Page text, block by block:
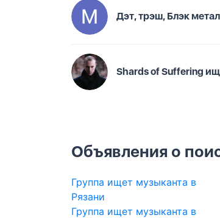
Дэт, трэш, Блэк
Shards of Suffering
Объявления о
Группа ищет музыканта в
Рязани
Группа ищет музыканта в